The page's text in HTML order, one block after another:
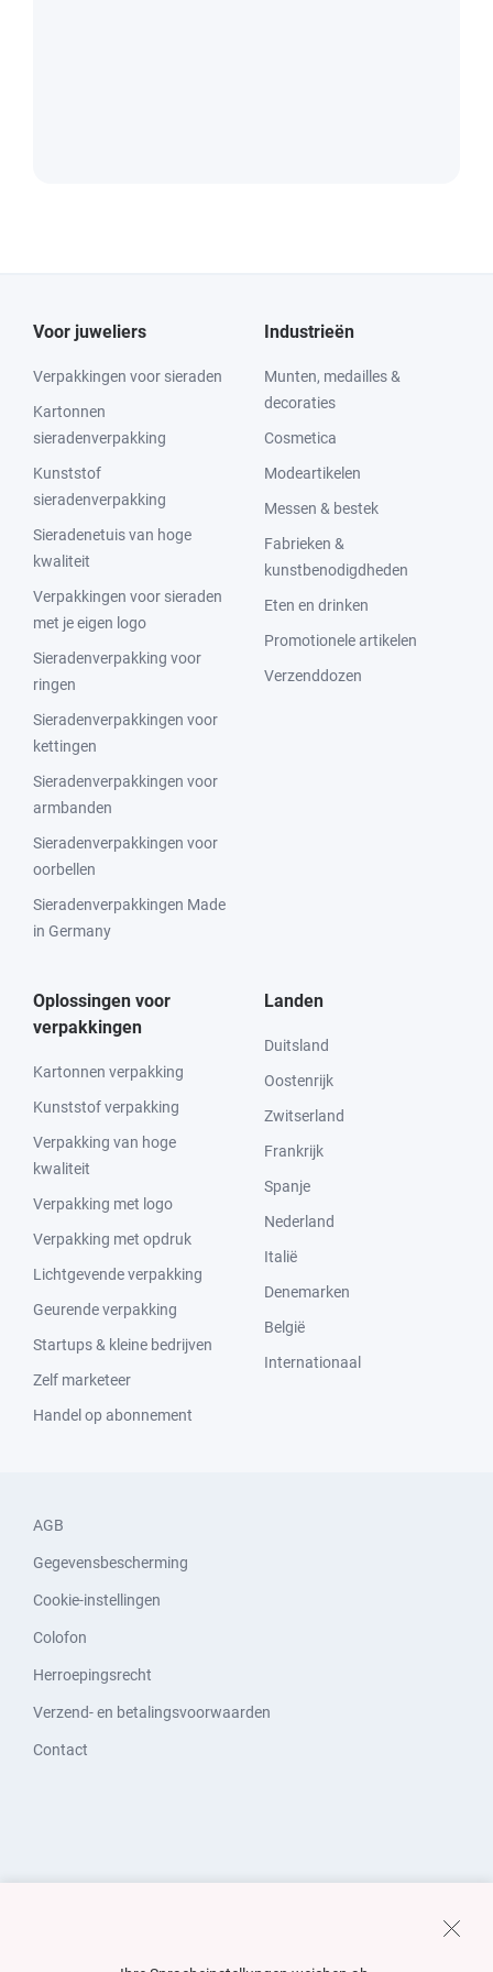
Voor juweliers
Verpakkingen voor sieraden
Kartonnen
sieradenverpakking
Kunststof
sieradenverpakking
Sieradenetuis van hoge
kwaliteit
Verpakkingen voor sieraden
met je eigen logo
Sieradenverpakking voor
ringen
Sieradenverpakkingen voor
kettingen
Sieradenverpakkingen voor
armbanden
Sieradenverpakkingen voor
oorbellen
Sieradenverpakkingen Made
in Germany
Industrieën
Munten, medailles &
decoraties
Cosmetica
Modeartikelen
Messen & bestek
Fabrieken &
kunstbenodigdheden
Eten en drinken
Promotionele artikelen
Verzenddozen
Oplossingen voor
verpakkingen
Kartonnen verpakking
Kunststof verpakking
Verpakking van hoge
kwaliteit
Verpakking met logo
Verpakking met opdruk
Lichtgevende verpakking
Geurende verpakking
Startups & kleine bedrijven
Zelf marketeer
Handel op abonnement
Landen
Duitsland
Oostenrijk
Zwitserland
Frankrijk
Spanje
Nederland
Italië
Denemarken
België
Internationaal
AGB
Gegevensbescherming
Cookie-instellingen
Colofon
Herroepingsrecht
Verzend- en betalingsvoorwaarden
Contact